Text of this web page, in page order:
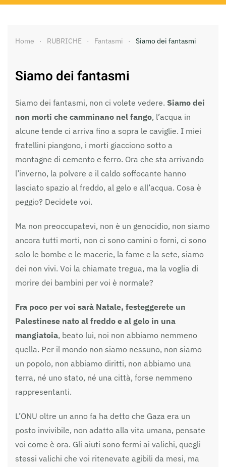
Home RUBRICHE Fantasmi Siamo dei fantasmi
Siamo dei fantasmi
Siamo dei fantasmi, non ci volete vedere. Siamo dei
non morti che camminano nel fango, l’acqua in
alcune tende ci arriva fino a sopra le caviglie. I miei
fratellini piangono, i morti giacciono sotto a
montagne di cemento e ferro. Ora che sta arrivando
l’inverno, la polvere e il caldo soffocante hanno
lasciato spazio al freddo, al gelo e all’acqua. Cosa è
peggio? Decidete voi.
Ma non preoccupatevi, non è un genocidio, non siamo
ancora tutti morti, non ci sono camini o forni, ci sono
solo le bombe e le macerie, la fame e la sete, siamo
dei non vivi. Voi la chiamate tregua, ma la voglia di
morire dei bambini per voi è normale?
Fra poco per voi sarà Natale, festeggerete un
Palestinese nato al freddo e al gelo in una
mangiatoia, beato lui, noi non abbiamo nemmeno
quella. Per il mondo non siamo nessuno, non siamo
un popolo, non abbiamo diritti, non abbiamo una
terra, né uno stato, né una città, forse nemmeno
rappresentanti.
L’ONU oltre un anno fa ha detto che Gaza era un
posto invivibile, non adatto alla vita umana, pensate
voi come è ora. Gli aiuti sono fermi ai valichi, quegli
stessi valichi che voi ritenevate agibili da mesi, ma